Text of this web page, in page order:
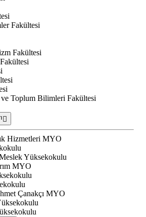
Fakültesi
Fakültesi
ve Toplum Bilimleri Fakültesi
Hizmetleri MYO
Yüksekokulu
MYO
Çanakçı MYO